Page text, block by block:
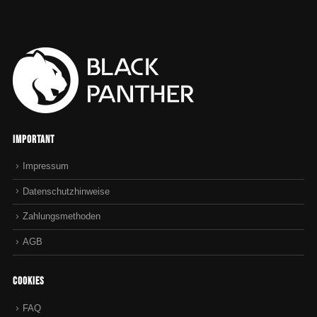
Important
Impressum
Datenschutzhinweise
Zahlungsmethoden
AGB
Cookies
FAQ